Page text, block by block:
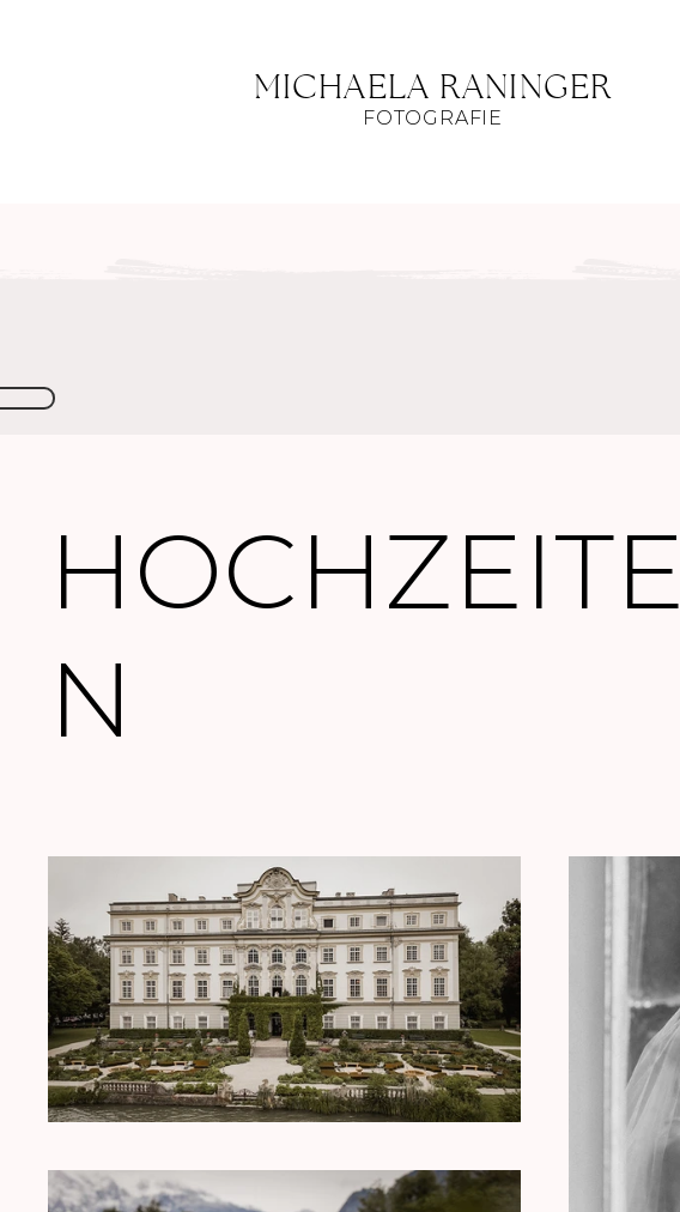
MICHAELA RANINGER
FOTOGRAFIE
HOCHZEITE
N